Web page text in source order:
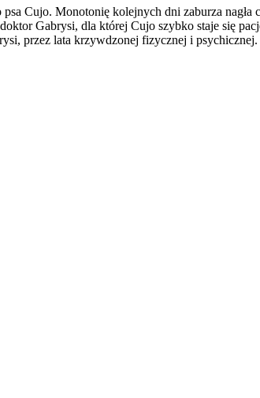
Cujo. Monotonię kolejnych dni zaburza nagła
Gabrysi, dla której Cujo szybko staje się
przez lata krzywdzonej fizycznej i